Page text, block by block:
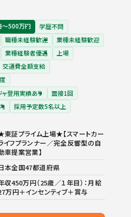
500万円
学歴不問
職種未経験歓迎
業種未経験歓迎
業種経験者優遇
上場
交通費全額支給
登用実績あり
面接1回
採用予定数5名以上
東証プライム上場★【スマートカー
イフプランナー／完全反響型の自
車提案営業】
本全国47都道府県
収450万円（25歳／１年目）：月給
万円＋インセンティブ＋賞与